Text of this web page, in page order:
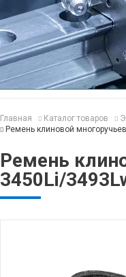
Главная Каталог товаров
Ремень клиновой
Ремень
3450Li/